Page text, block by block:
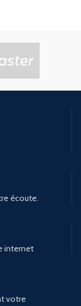
écoute.
internet
votre